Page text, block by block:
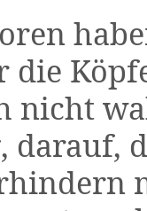
die
nicht